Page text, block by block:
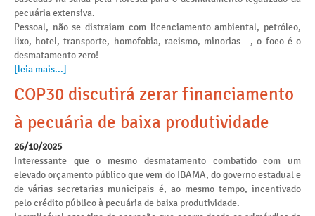
pecuária extensiva.
Pessoal, não se distraiam com licenciamento ambiental, petróleo,
lixo, hotel, transporte, homofobia, racismo, minorias…, o foco é o
desmatamento zero!
[leia mais...]
COP30 discutirá zerar financiamento
à pecuária de baixa produtividade
26/10/2025
Interessante que o mesmo desmatamento combatido com um
elevado orçamento público que vem do IBAMA, do governo estadual e
de várias secretarias municipais é, ao mesmo tempo, incentivado
pelo crédito público à pecuária de baixa produtividade.